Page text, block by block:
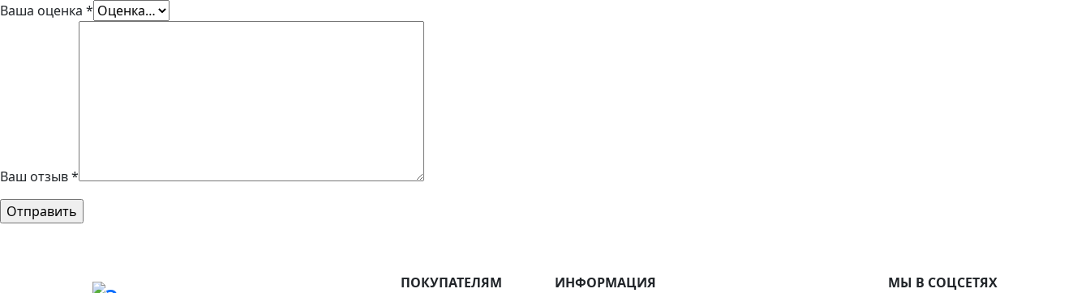
Ваша оценка *
Ваш отзыв*
ПОКУПАТЕЛЯМ
ИНФОРМАЦИЯ
МЫ В СОЦСЕТЯХ